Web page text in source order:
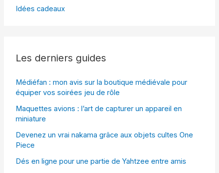
Idées cadeaux
Les derniers guides
Médiéfan : mon avis sur la boutique médiévale pour
équiper vos soirées jeu de rôle
Maquettes avions : l’art de capturer un appareil en
miniature
Devenez un vrai nakama grâce aux objets cultes One
Piece
Dés en ligne pour une partie de Yahtzee entre amis